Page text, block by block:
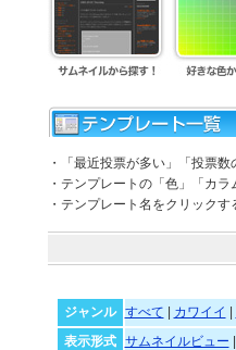
・「最近投票が多い」「投票
・テンプレートの「色」「カ
・テンプレート名をクリック
ジャンル
すべて カワイイ
表示形式
サムネイルビュー